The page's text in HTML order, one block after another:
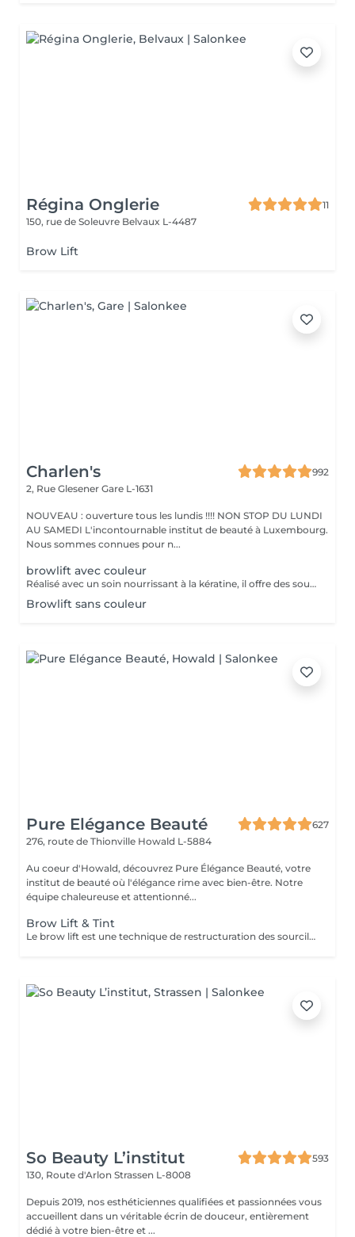
Régina Onglerie
11
150, rue de Soleuvre Belvaux L-4487
Brow Lift
Charlen's
992
2, Rue Glesener Gare L-1631
NOUVEAU : ouverture tous les lundis !!!! NON STOP DU LUNDI
AU SAMEDI L'incontournable institut de beauté à Luxembourg.
Nous sommes connues pour n...
browlift avec couleur
Réalisé avec un soin nourrissant à la kératine, il offre des sourcils naturels et harmonieux jusqu'à 6 à 8 semaines
Browlift sans couleur
Pure Elégance Beauté
627
276, route de Thionville Howald L-5884
Au coeur d'Howald, découvrez Pure Élégance Beauté, votre
institut de beauté où l'élégance rime avec bien-être. Notre
équipe chaleureuse et attentionné...
Brow Lift & Tint
Le brow lift est une technique de restructuration des sourcils qui vise à rehausser les poils. Elle se fait à l'aide d'une brosse et de plusieurs soins. La combinaison de leurs actions permet d'obtenir des sourcils épais et marqués. Permet de restructurer, densifier et discipliner les sourcils clairsemés et rebelles, mais relève aussi les yeux ainsi que les paupières tombantes. BO'Repair masque Vitaminé.
So Beauty L’institut
593
130, Route d'Arlon Strassen L-8008
Depuis 2019, nos esthéticiennes qualifiées et passionnées vous
accueillent dans un véritable écrin de douceur, entièrement
dédié à votre bien-être et ...